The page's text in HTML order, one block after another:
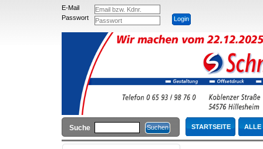
E-Mail
Passwort
Suche STARTSEITE ALLE